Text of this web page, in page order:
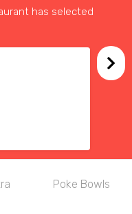
has selected
Poke Bowls